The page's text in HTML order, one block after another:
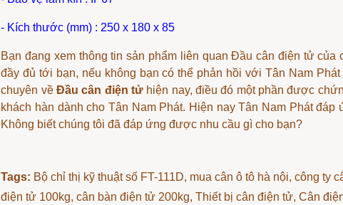
- Kích thước (mm) : 250 x 180 x 85
Bạn đang xem thông tin sản phẩm liên quanĐầu cân điện tửcủa
đầy đủ tới bạn, nếu không bạn có thể phản hồi với Tân Nam Phát
chuyên vềĐầu cân điện tử hiện nay, điều đó một phần được
khách hàn dành cho Tân Nam Phát. Hiện nay Tân Nam Phát đáp
Không biết chúng tôi đã đáp ứng được nhu cầu gì cho bạn?
Tags: Bộ chỉ thị kỹ thuật số FT-111D, mua cân ô tô hà nội, công ty
điện tử 100kg, cân bàn điện tử 200kg, Thiết bị cân điện tử, Cân